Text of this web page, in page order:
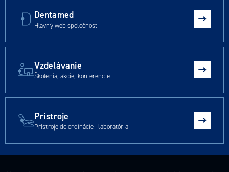
Dentamed
Hlavný web spoločnosti
Vzdelávanie
Školenia, akcie, konferencie
Prístroje
Prístroje do ordinácie i laboratória